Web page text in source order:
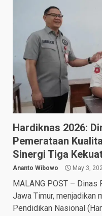
Hardiknas 2026:
Pemerataan
Sinergi Tiga
Ananto Wibowo May 3,
MALANG POST –
Jawa Timur, menjadikan
Pendidikan Nasional